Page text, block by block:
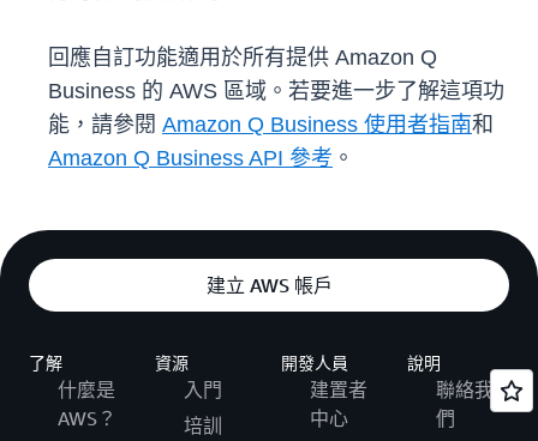
回應自訂功能適用於所有提供 Amazon Q
Business 的 AWS 區域。若要進一步了解這項功
能，請參閱 Amazon Q Business 使用者指南和
Amazon Q Business API 參考 。
建立 AWS 帳戶
了解
什麼是
AWS？
資源
入門
培訓
開發人員
建置者
中心
說明
聯絡我
們